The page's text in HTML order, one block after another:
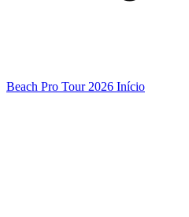
Beach Pro Tour 2026 Início